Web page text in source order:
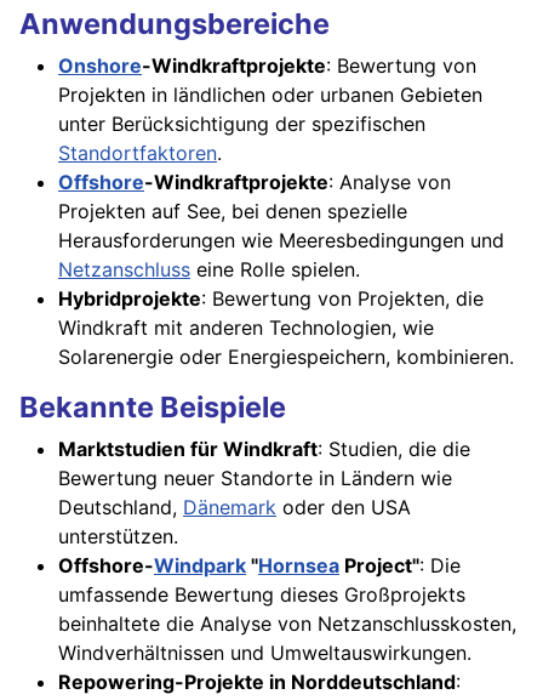
Anwendungsbereiche
Onshore-Windkraftprojekte: Bewertung von
Projekten in ländlichen oder urbanen Gebieten
unter Berücksichtigung der spezifischen
Standortfaktoren.
Offshore-Windkraftprojekte: Analyse von
Projekten auf See, bei denen spezielle
Herausforderungen wie Meeresbedingungen und
Netzanschluss eine Rolle spielen.
Hybridprojekte: Bewertung von Projekten, die
Windkraft mit anderen Technologien, wie
Solarenergie oder Energiespeichern, kombinieren.
Bekannte Beispiele
Marktstudien für Windkraft: Studien, die die
Bewertung neuer Standorte in Ländern wie
Deutschland, Dänemark oder den USA
unterstützen.
Offshore-Windpark "Hornsea Project": Die
umfassende Bewertung dieses Großprojekts
beinhaltete die Analyse von Netzanschlusskosten,
Windverhältnissen und Umweltauswirkungen.
Repowering-Projekte in Norddeutschland: